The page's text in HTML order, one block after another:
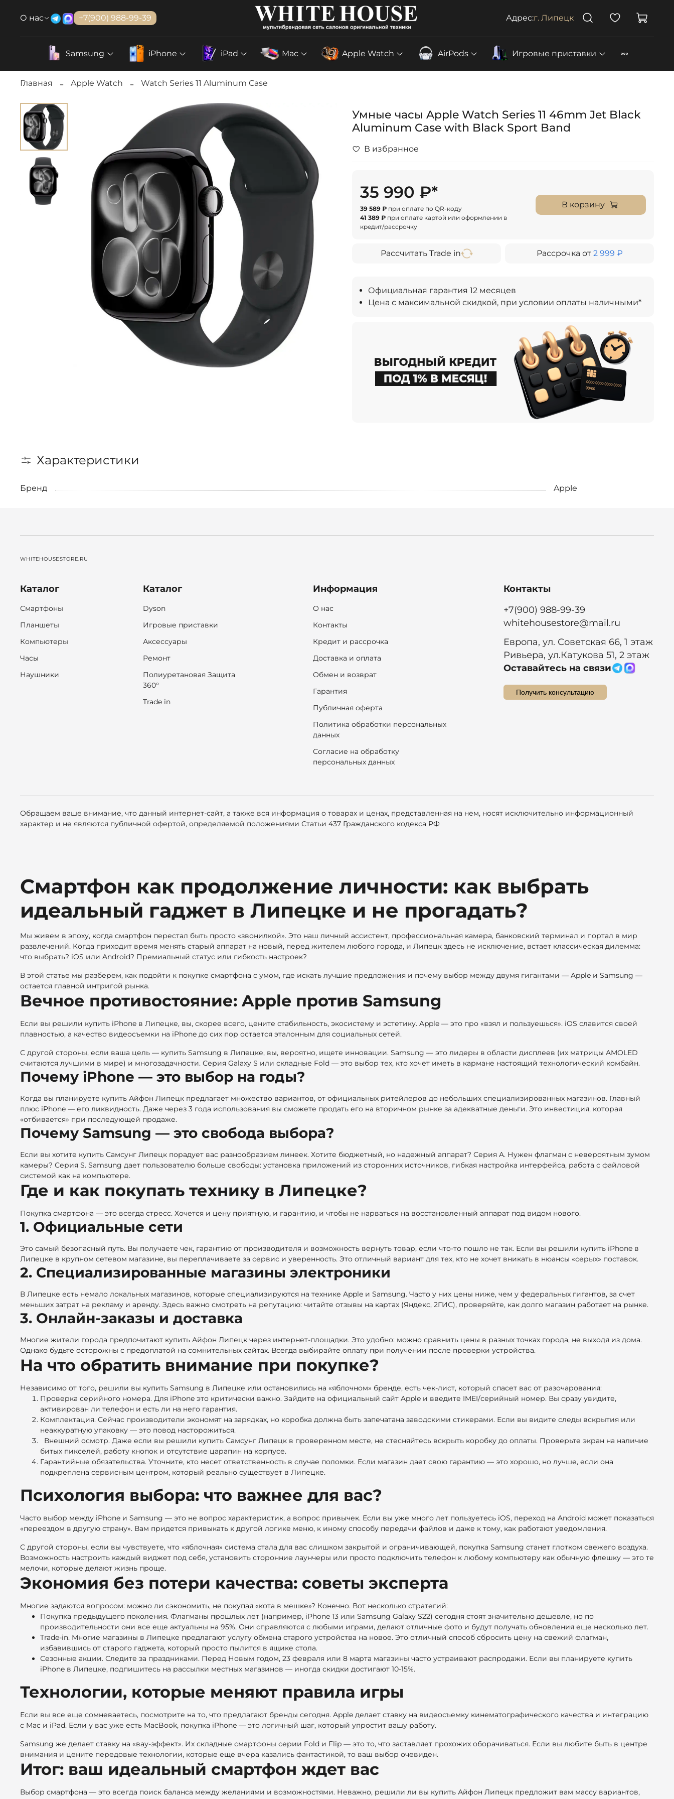
О нас +7(900) 988-99-39 Адрес:г. Липецк
Samsung iPhone iPad Mac Apple Watch AirPods Игровые приставки
Главная Apple Watch Watch Series 11 Aluminum Case
Умные часы Apple Watch Series 11 46mm Jet Black
Aluminum Case with Black Sport Band
В избранное
35 990 ₽*
39 589 ₽ при оплате по QR-коду
41 389 ₽ при оплате картой или оформлении в
кредит/рассрочку
В корзину
Рассчитать Trade in Рассрочка от 2 999 ₽
Официальная гарантия 12 месяцев
Цена с максимальной скидкой, при условии оплаты наличными*
Характеристики
Бренд Apple
WHITEHOUSESTORE.RU
Каталог
Смартфоны
Планшеты
Компьютеры
Часы
Наушники
Каталог
Dyson
Игровые приставки
Аксессуары
Ремонт
Полиуретановая Защита
360°
Trade in
Информация
О нас
Контакты
Кредит и рассрочка
Доставка и оплата
Обмен и возврат
Гарантия
Публичная оферта
Политика обработки персональных
данных
Согласие на обработку
персональных данных
Контакты
+7(900) 988-99-39
whitehousestore@mail.ru
Европа, ул. Советская 66, 1 этаж
Ривьера, ул.Катукова 51, 2 этаж
Оставайтесь на связи
Получить консультацию
Обращаем ваше внимание, что данный интернет-сайт, а также вся информация о товарах и ценах, представленная на нем, носят исключительно информационный
характер и не являются публичной офертой, определяемой положениями Статьи 437 Гражданского кодекса РФ
Смартфон как продолжение личности: как выбрать
идеальный гаджет в Липецке и не прогадать?
Мы живем в эпоху, когда смартфон перестал быть просто «звонилкой». Это наш личный ассистент, профессиональная камера, банковский терминал и портал в мир
развлечений. Когда приходит время менять старый аппарат на новый, перед жителем любого города, и Липецк здесь не исключение, встает классическая дилемма:
что выбрать? iOS или Android? Премиальный статус или гибкость настроек?
В этой статье мы разберем, как подойти к покупке смартфона с умом, где искать лучшие предложения и почему выбор между двумя гигантами — Apple и Samsung —
остается главной интригой рынка.
Вечное противостояние: Apple против Samsung
Если вы решили купить iPhone в Липецке, вы, скорее всего, цените стабильность, экосистему и эстетику. Apple — это про «взял и пользуешься». iOS славится своей
плавностью, а качество видеосъемки на iPhone до сих пор остается эталонным для социальных сетей.
С другой стороны, если ваша цель — купить Samsung в Липецке, вы, вероятно, ищете инновации. Samsung — это лидеры в области дисплеев (их матрицы AMOLED
считаются лучшими в мире) и многозадачности. Серия Galaxy S или складные Fold — это выбор тех, кто хочет иметь в кармане настоящий технологический комбайн.
Почему iPhone — это выбор на годы?
Когда вы планируете купить Айфон Липецк предлагает множество вариантов, от официальных ритейлеров до небольших специализированных магазинов. Главный
плюс iPhone — его ликвидность. Даже через 3 года использования вы сможете продать его на вторичном рынке за адекватные деньги. Это инвестиция, которая
«отбивается» при последующей продаже.
Почему Samsung — это свобода выбора?
Если вы хотите купить Самсунг Липецк порадует вас разнообразием линеек. Хотите бюджетный, но надежный аппарат? Серия A. Нужен флагман с невероятным зумом
камеры? Серия S. Samsung дает пользователю больше свободы: установка приложений из сторонних источников, гибкая настройка интерфейса, работа с файловой
системой как на компьютере.
Где и как покупать технику в Липецке?
Покупка смартфона — это всегда стресс. Хочется и цену приятную, и гарантию, и чтобы не нарваться на восстановленный аппарат под видом нового.
1. Официальные сети
Это самый безопасный путь. Вы получаете чек, гарантию от производителя и возможность вернуть товар, если что-то пошло не так. Если вы решили купить iPhone в
Липецке в крупном сетевом магазине, вы переплачиваете за сервис и уверенность. Это отличный вариант для тех, кто не хочет вникать в нюансы «серых» поставок.
2. Специализированные магазины электроники
В Липецке есть немало локальных магазинов, которые специализируются на технике Apple и Samsung. Часто у них цены ниже, чем у федеральных гигантов, за счет
меньших затрат на рекламу и аренду. Здесь важно смотреть на репутацию: читайте отзывы на картах (Яндекс, 2ГИС), проверяйте, как долго магазин работает на рынке.
3. Онлайн-заказы и доставка
Многие жители города предпочитают купить Айфон Липецк через интернет-площадки. Это удобно: можно сравнить цены в разных точках города, не выходя из дома.
Однако будьте осторожны с предоплатой на сомнительных сайтах. Всегда выбирайте оплату при получении после проверки устройства.
На что обратить внимание при покупке?
Независимо от того, решили вы купить Samsung в Липецке или остановились на «яблочном» бренде, есть чек-лист, который спасет вас от разочарования:
Проверка серийного номера. Для iPhone это критически важно. Зайдите на официальный сайт Apple и введите IMEI/серийный номер. Вы сразу увидите,
активирован ли телефон и есть ли на него гарантия.
Комплектация. Сейчас производители экономят на зарядках, но коробка должна быть запечатана заводскими стикерами. Если вы видите следы вскрытия или
неаккуратную упаковку — это повод насторожиться.
Внешний осмотр. Даже если вы решили купить Самсунг Липецк в проверенном месте, не стесняйтесь вскрыть коробку до оплаты. Проверьте экран на наличие
битых пикселей, работу кнопок и отсутствие царапин на корпусе.
Гарантийные обязательства. Уточните, кто несет ответственность в случае поломки. Если магазин дает свою гарантию — это хорошо, но лучше, если она
подкреплена сервисным центром, который реально существует в Липецке.
Психология выбора: что важнее для вас?
Часто выбор между iPhone и Samsung — это не вопрос характеристик, а вопрос привычек. Если вы уже много лет пользуетесь iOS, переход на Android может показаться
«переездом в другую страну». Вам придется привыкать к другой логике меню, к иному способу передачи файлов и даже к тому, как работают уведомления.
С другой стороны, если вы чувствуете, что «яблочная» система стала для вас слишком закрытой и ограничивающей, покупка Samsung станет глотком свежего воздуха.
Возможность настроить каждый виджет под себя, установить сторонние лаунчеры или просто подключить телефон к любому компьютеру как обычную флешку — это те
мелочи, которые делают жизнь проще.
Экономия без потери качества: советы эксперта
Многие задаются вопросом: можно ли сэкономить, не покупая «кота в мешке»? Конечно. Вот несколько стратегий:
Покупка предыдущего поколения. Флагманы прошлых лет (например, iPhone 13 или Samsung Galaxy S22) сегодня стоят значительно дешевле, но по
производительности они все еще актуальны на 95%. Они справляются с любыми играми, делают отличные фото и будут получать обновления еще несколько лет.
Trade-in. Многие магазины в Липецке предлагают услугу обмена старого устройства на новое. Это отличный способ сбросить цену на свежий флагман,
избавившись от старого гаджета, который просто пылится в ящике стола.
Сезонные акции. Следите за праздниками. Перед Новым годом, 23 февраля или 8 марта магазины часто устраивают распродажи. Если вы планируете купить
iPhone в Липецке, подпишитесь на рассылки местных магазинов — иногда скидки достигают 10-15%.
Технологии, которые меняют правила игры
Если вы все еще сомневаетесь, посмотрите на то, что предлагают бренды сегодня. Apple делает ставку на видеосъемку кинематографического качества и интеграцию
с Mac и iPad. Если у вас уже есть MacBook, покупка iPhone — это логичный шаг, который упростит вашу работу.
Samsung же делает ставку на «вау-эффект». Их складные смартфоны серии Fold и Flip — это то, что заставляет прохожих оборачиваться. Если вы любите быть в центре
внимания и цените передовые технологии, которые еще вчера казались фантастикой, то ваш выбор очевиден.
Итог: ваш идеальный смартфон ждет вас
Выбор смартфона — это всегда поиск баланса между желаниями и возможностями. Неважно, решили ли вы купить Айфон Липецк предложит вам массу вариантов,